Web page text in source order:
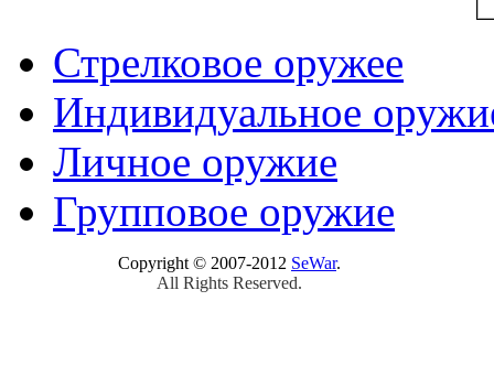
Стрелковое оружее
Индивидуальное
Личное оружие
Групповое оружие
Copyright © 2007-2012 SeWar.
All Rights Reserved.